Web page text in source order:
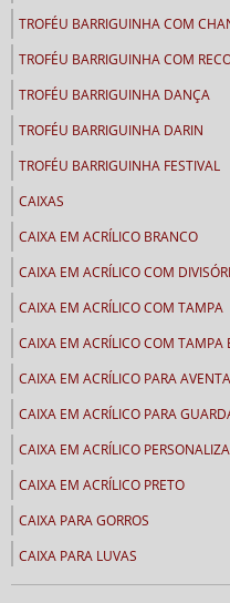
TROFÉU BARRIGUINHA COM
TROFÉU BARRIGUINHA COM
TROFÉU BARRIGUINHA DANÇA
TROFÉU BARRIGUINHA DARIN
TROFÉU BARRIGUINHA FESTIVAL
CAIXAS
CAIXA EM ACRÍLICO BRANCO
CAIXA EM ACRÍLICO COM
CAIXA EM ACRÍLICO COM TAMPA
CAIXA EM ACRÍLICO COM TAMPA
CAIXA EM ACRÍLICO PARA
CAIXA EM ACRÍLICO PARA
CAIXA EM ACRÍLICO
CAIXA EM ACRÍLICO PRETO
CAIXA PARA GORROS
CAIXA PARA LUVAS
CALENDÁRIOS